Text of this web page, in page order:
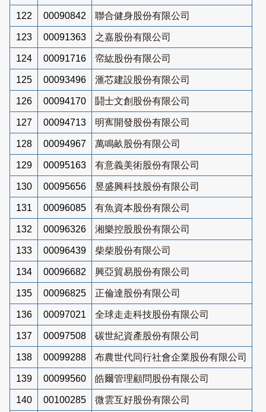
122 00090842 聯合健身股份有限公司
123 00091363 之嘉股份有限公司
124 00091716 帟紘股份有限公司
125 00093496 滙芯建設股份有限公司
126 00094170 鬪士文創股份有限公司
127 00094713 明寯開發股份有限公司
128 00094967 萬鳴畝股份有限公司
129 00095163 有意義美術股份有限公司
130 00095656 昱盛興科技股份有限公司
131 00096085 有魚資本股份有限公司
132 00096326 湘樂控股股份有限公司
133 00096439 柴柴股份有限公司
134 00096682 興亞貿易股份有限公司
135 00096825 正倫達股份有限公司
136 00097021 全球走走科技股份有限公司
137 00097508 碳世紀資產股份有限公司
138 00099288 布農世代同行社會企業股份有限公司
139 00099560 皓爾管理顧問股份有限公司
140 00100285 微雲互好股份有限公司